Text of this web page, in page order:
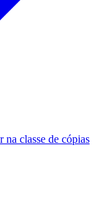
na classe de cópias